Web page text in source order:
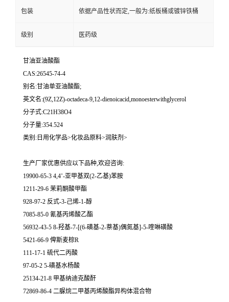
包装 依据产品性状而定,一般为:纸板桶或镀锌铁桶
级别 医药级
甘油亚油酸酯
CAS:26545-74-4
别名:甘油单亚油酸酯;
英文名:(9Z,12Z)-octadeca-9,12-dienoicacid,monoesterwithglycerol
分子式:C21H38O4
分子量:354.524
类别:日用化学品>化妆品原料>润肤剂>
生产厂家优惠供应以下品种,欢迎咨询:
19900-65-3 4,4’-亚甲基双(2-乙基)苯胺
1211-29-6 茉莉酮酸甲酯
928-97-2 反式-3-己烯-1-醇
7085-85-0 氰基丙烯酸乙酯
56932-43-5 8-羟基-7-[(6-磺基-2-萘基)偶氮基]-5-喹啉磺酸
5421-66-9 俾斯麦棕R
111-17-1 硫代二丙酸
97-05-2 5-磺基水杨酸
25134-21-8 甲基纳迪克酸酐
72869-86-4 二脲烷二甲基丙烯酸酯异构体混合物